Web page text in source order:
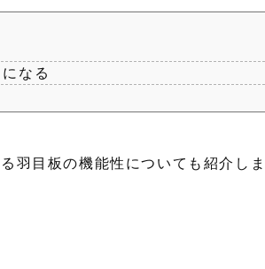
なる
羽目板の機能性についても紹介しま